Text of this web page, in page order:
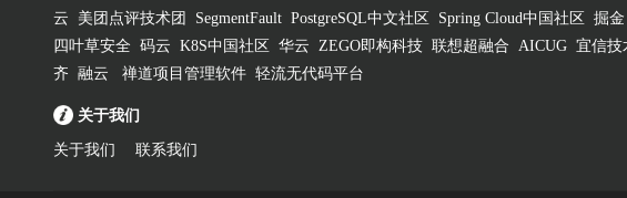
云
美团点评技术团 SegmentFault PostgreSQL中文社区 Spring Cloud中国社区 掘金
四叶草安全 码云 K8S中国社区 华云 ZEGO即构科技 联想超融合 AICUG 宜信技
齐 融云 禅道项目管理软件 轻流无代码平台
关于我们
关于我们 联系我们